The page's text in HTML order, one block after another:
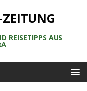
ZEITUNG
REISETIPPS AUS